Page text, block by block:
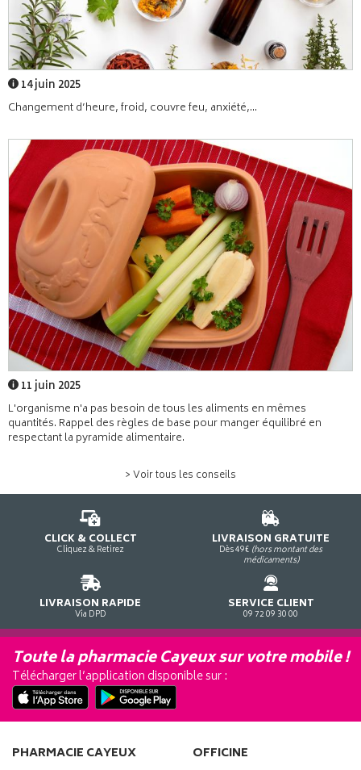
14 juin 2025
Changement d’heure, froid, couvre feu, anxiété,...
11 juin 2025
L'organisme n'a pas besoin de tous les aliments en mêmes
quantités. Rappel des règles de base pour manger équilibré en
respectant la pyramide alimentaire.
> Voir tous les conseils
CLICK & COLLECT
Cliquez & Retirez
LIVRAISON GRATUITE
Dès 49€ (hors montant des
médicaments)
LIVRAISON RAPIDE
Via DPD
SERVICE CLIENT
09 72 09 30 00
Toute la pharmacie Cayeux sur votre mobile !
Télécharger l’application disponible sur :
PHARMACIE CAYEUX OFFICINE